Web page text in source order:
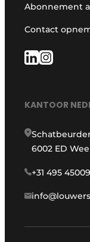
Abonnement
Contact
KANTOOR
6002 ED
+31 495